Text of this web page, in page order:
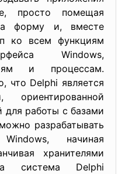
просто помещая
форму и, вместе
ко всем функциям
Windows,
и процессам.
что Delphi является
ориентированной
для работы с базами
разрабатывать
начиная
хранителями
система Delphi